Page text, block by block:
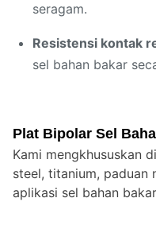
seragam.
Resistensi kontak
sel bahan bakar
Plat Bipolar Sel
Kami mengkhususkan
steel, titanium, paduan
aplikasi sel bahan